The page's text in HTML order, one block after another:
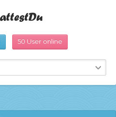
50 User online